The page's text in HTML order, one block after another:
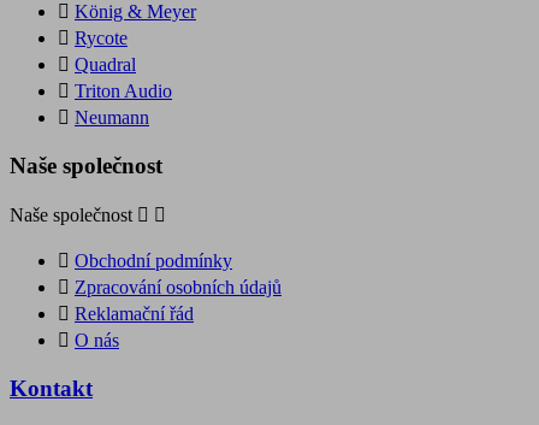
 König & Meyer
 Rycote
 Quadral
 Triton Audio
 Neumann
Naše společnost
Naše společnost  
 Obchodní podmínky
 Zpracování osobních údajů
 Reklamační řád
 O nás
Kontakt